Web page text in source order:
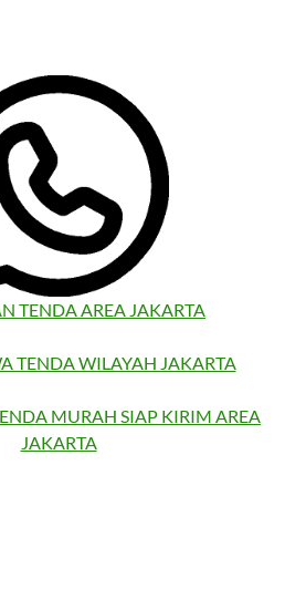
TENDA AREA JAKARTA
TENDA WILAYAH JAKARTA
MURAH SIAP KIRIM AREA
JAKARTA